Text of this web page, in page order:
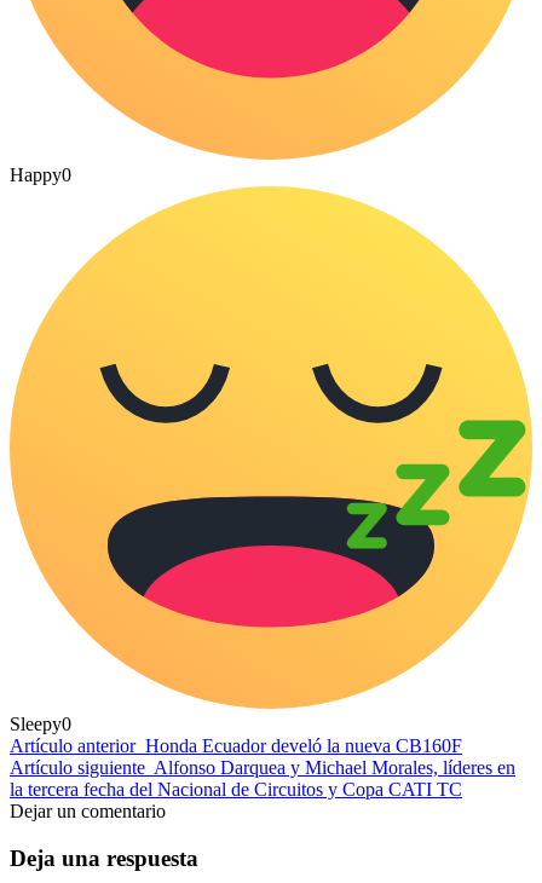
Happy0
Sleepy0
Artículo anterior Honda Ecuador develó la nueva CB160F
Artículo siguiente Alfonso Darquea y Michael Morales, líderes en
la tercera fecha del Nacional de Circuitos y Copa CATI TC
Dejar un comentario
Deja una respuesta